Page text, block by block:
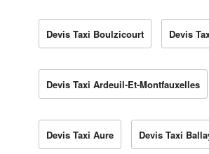
Devis Taxi Boulzicourt Devis
Devis Taxi Ardeuil-Et-Montfauxelles
Devis Taxi Aure Devis Taxi